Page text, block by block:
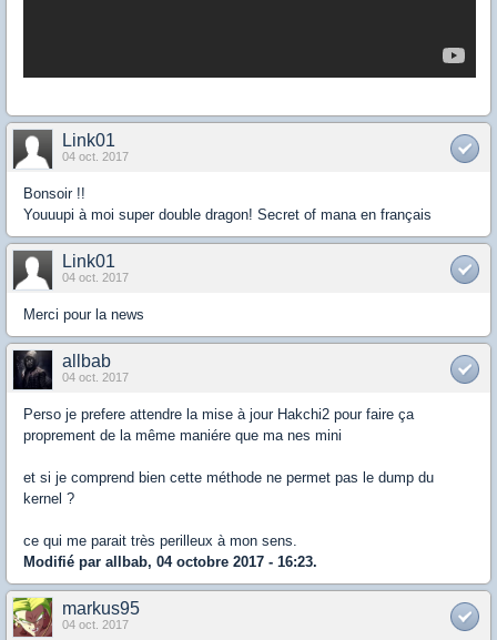
Link01
04 oct. 2017
Bonsoir !!
Youuupi à moi super double dragon! Secret of mana en français
Link01
04 oct. 2017
Merci pour la news
allbab
04 oct. 2017
Perso je prefere attendre la mise à jour Hakchi2 pour faire ça
proprement de la même maniére que ma nes mini
et si je comprend bien cette méthode ne permet pas le dump du
kernel ?
ce qui me parait très perilleux à mon sens.
Modifié par allbab, 04 octobre 2017 - 16:23.
markus95
04 oct. 2017